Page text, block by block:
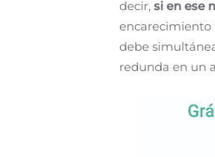
decir, si en ese
encarecimiento
debe
redunda en un